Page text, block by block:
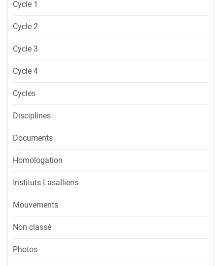
Cycle 1
Cycle 2
Cycle 3
Cycle 4
Cycles
Disciplines
Documents
Homologation
Instituts Lasalliens
Mouvements
Non classé
Photos